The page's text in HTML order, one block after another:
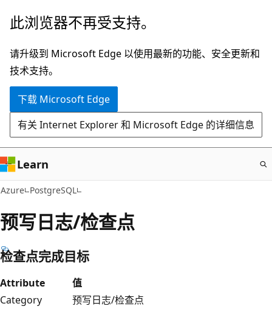
跳
主
要
内
此浏览器不再受支持。
请升级到 Microsoft Edge 以使用最新的功能、安全更新和
技术支持。
下载 Microsoft Edge
有关 Internet Explorer 和 Microsoft Edge 的详细信息
Learn
Azure PostgreSQL
预写日志/检查点
检查点完成目标
Attribute
值
Category
预写日志/检查点